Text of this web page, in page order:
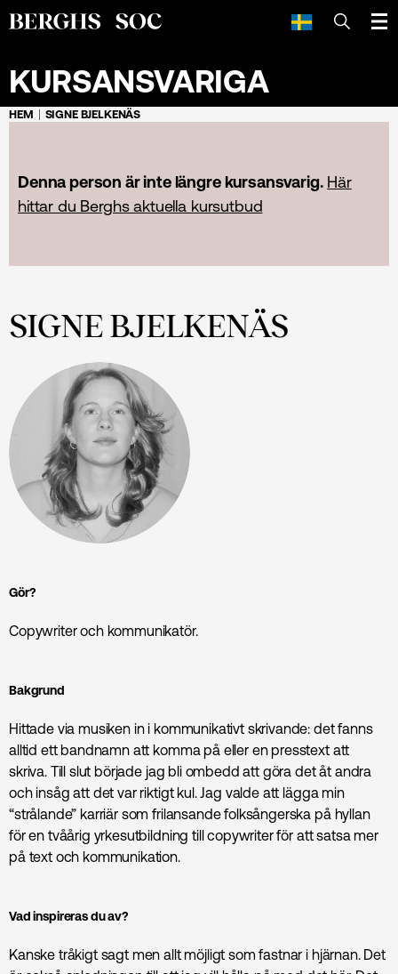
SÖK
KURSANSVARIGA
HEM SIGNE BJELKENÄS
Denna person är inte längre kursansvarig. Här
hittar du Berghs aktuella kursutbud
SIGNE BJELKENÄS
Gör?
Copywriter och kommunikatör.
Bakgrund
Hittade via musiken in i kommunikativt skrivande: det fanns
alltid ett bandnamn att komma på eller en presstext att
skriva. Till slut började jag bli ombedd att göra det åt andra
och insåg att det var riktigt kul. Jag valde att lägga min
“strålande” karriär som frilansande folksångerska på hyllan
för en tvåårig yrkesutbildning till copywriter för att satsa mer
på text och kommunikation.
Vad inspireras du av?
Kanske tråkigt sagt men allt möjligt som fastnar i hjärnan. Det